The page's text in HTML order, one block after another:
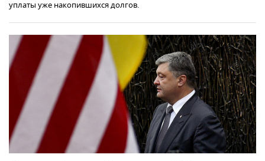
уплаты уже накопившихся долгов.